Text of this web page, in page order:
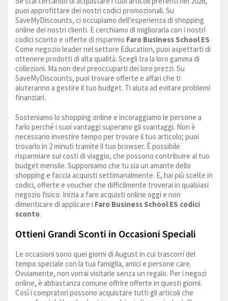
puoi approfittare dei nostri codici promozionali. Su
SaveMyDiscounts, ci occupiamo dell'esperienza di shopping
online dei nostri clienti. E cerchiamo di migliorarla con i nostri
codici sconto e offerte di risparmio Faro Business School ES.
Come negozio leader nel settore Education, puoi aspettarti di
ottenere prodotti di alta qualità. Scegli tra la loro gamma di
collezioni. Ma non devi preoccuparti dei loro prezzi. Su
SaveMyDiscounts, puoi trovare offerte e affari che ti
aiuteranno a gestire il tuo budget. Ti aiuta ad evitare problemi
finanziari.
Sosteniamo lo shopping online e incoraggiamo le persone a
farlo perché i suoi vantaggi superano gli svantaggi. Non è
necessario investire tempo per trovare il tuo articolo; puoi
trovarlo in 2 minuti tramite il tuo browser. È possibile
risparmiare sui costi di viaggio, che possono contribuire al tuo
budget mensile. Supponiamo che tu sia un amante dello
shopping e faccia acquisti settimanalmente. E, hai più scelte in
codici, offerte e voucher che difficilmente troverai in qualsiasi
negozio fisico. Inizia a fare acquisti online oggi e non
dimenticare di applicare i Faro Business School ES codici
sconto.
Ottieni Grandi Sconti in Occasioni Speciali
Le occasioni sono quei giorni di August in cui trascorri del
tempo speciale con la tua famiglia, amici e persone care.
Ovviamente, non vorrai visitarle senza un regalo. Per i negozi
online, è abbastanza comune offrire offerte in questi giorni.
Così i compratori possono acquistare tutti gli articoli che